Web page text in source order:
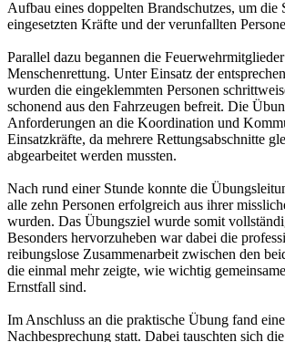
Aufbau eines doppelten Brandschutzes, um die
eingesetzten Kräfte und der verunfallten
Parallel dazu begannen die
Menschenrettung. Unter Einsatz der
wurden die eingeklemmten Personen
schonend aus den Fahrzeugen befreit. Die
Anforderungen an die Koordination und
Einsatzkräfte, da mehrere Rettungsabschnitte
abgearbeitet werden mussten.
Nach rund einer Stunde konnte die
alle zehn Personen erfolgreich aus ihrer
wurden. Das Übungsziel wurde somit
Besonders hervorzuheben war dabei die
reibungslose Zusammenarbeit zwischen den
die einmal mehr zeigte, wie wichtig
Ernstfall sind.
Im Anschluss an die praktische Übung fand
Nachbesprechung statt. Dabei tauschten sich